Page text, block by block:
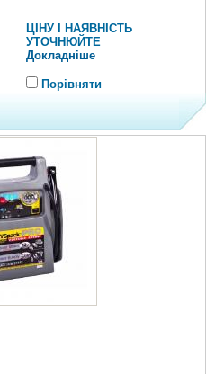
ЦІНУ І НАЯВНІСТЬ
УТОЧНЮЙТЕ
Докладніше
Порівняти